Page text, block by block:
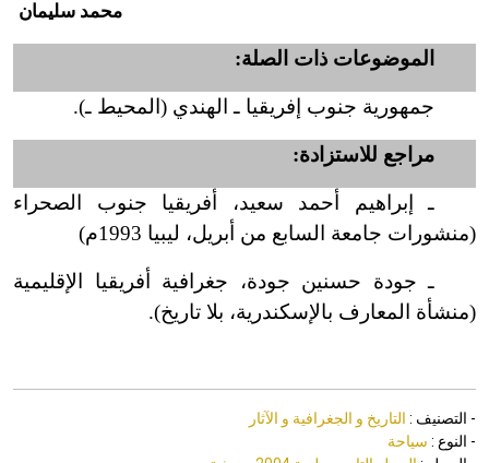
محمد سليمان
الموضوعات ذات الصلة:
جمهورية جنوب إفريقيا ـ الهندي (المحيط ـ).
مراجع للاستزادة:
ـ إبراهيم أحمد سعيد، أفريقيا جنوب الصحراء
(منشورات جامعة السابع من أبريل، ليبيا 1993م)
ـ جودة حسنين جودة، جغرافية أفريقيا الإقليمية
(منشأة المعارف بالإسكندرية، بلا تاريخ).
- التصنيف : التاريخ و الجغرافية و الآثار
- النوع : سياحة